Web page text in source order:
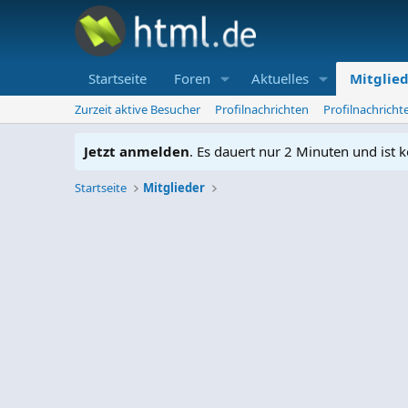
Startseite Foren Aktuelles
Zurzeit aktive Besucher Profilnachrichten
Jetzt anmelden. Es dauert nur 2 Minuten und ist
Startseite Mitglieder